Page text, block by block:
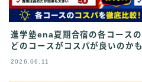
進学塾ena夏期合宿の各コース
どのコースがコスパが良いのかも
2026.06.11